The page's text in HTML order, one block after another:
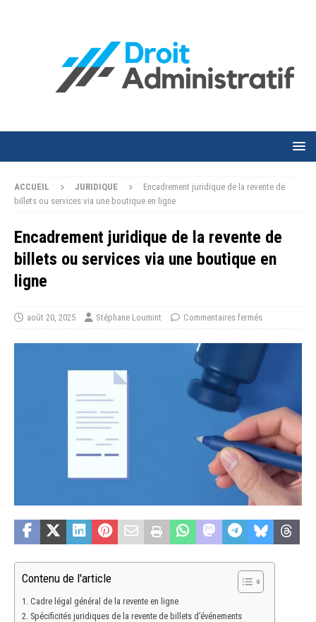
ACCUEIL JURIDIQUE
Encadrement juridique de la revente de
billets ou services via une boutique en ligne
Encadrement juridique de la revente de
billets ou services via une boutique en
ligne
août 20, 2025 Stéphane Loumint Commentaires fermés
Contenu de l'article
Cadre légal général de la revente en ligne
Spécificités juridiques de la revente de billets d’événements